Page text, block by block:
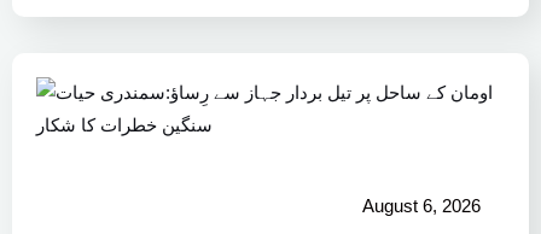
August 6, 2026